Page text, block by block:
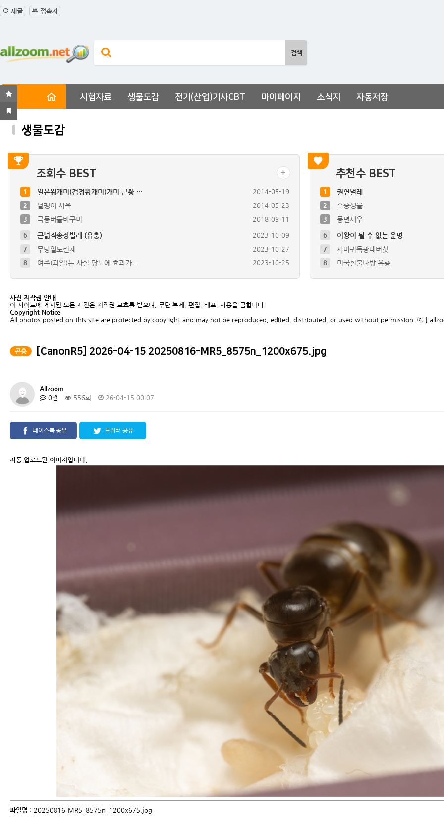
새글 접속자
시험자료 생물도감 전기(산업)기사CBT 마이페이지 소식지 자동저장
생물도감
조회수 BEST
7 무당알노린재
2023-10-27
8
여주(과일)는 사실 당뇨에 효과가…
2023-10-25
9
배저녁나방 유충
2023-10-09
5
참긴더듬이잎벌레
2023-10-11
6
큰넓적송장벌레 (유충) 2023-10-09
1 일본왕개미(검정왕개미)개미 근황 …
2014-05-19
2
달팽이 사육
2014-05-23
3
극동버들바구미 2018-09-11
추천수 BEST
7 사마귀독광대버섯
8 미국흰불나방 유충
9 풀색노린재약충 ( Nezara a…
6 여왕이 될 수 없는 운명
1 권연벌레
2 수중생물
3 풍년새우
사진 저작권 안내
이 사이트에 게시된 모든 사진은 저작권 보호를 받으며, 무단 복제, 편집, 배포, 사용을 금합니다.
Copyright Notice
All photos posted on this site are protected by copyright and may not be reproduced, edited, distributed, or used without permission. ⓒ [
곤충 [CanonR5] 2026-04-15 20250816-MR5_8575n_1200x675.jpg
Allzoom
0건
556회 26-04-15 00:07
페이스북 공유 트위터 공유
자동 업로드된 이미지입니다.
파일명 : 20250816-MR5_8575n_1200x675.jpg